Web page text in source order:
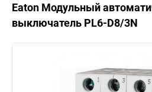
Eaton Модульный
выключатель PL6-D8/3N